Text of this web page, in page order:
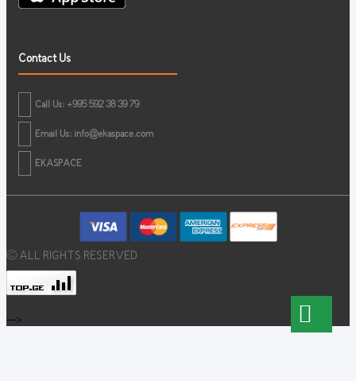
Contact Us
Call Us: +995 592 38 39 79
Email Us: info@ekaspace.com
EKASPACE
© ALL RIGHTS RESERVED
-->